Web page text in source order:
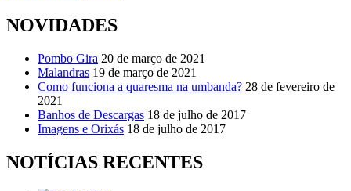
NOVIDADES
Pombo Gira 20 de março de 2021
Malandras 19 de março de 2021
Como funciona a quaresma na umbanda? 28 de fevereiro de
2021
Banhos de Descargas 18 de julho de 2017
Imagens e Orixás 18 de julho de 2017
NOTÍCIAS RECENTES